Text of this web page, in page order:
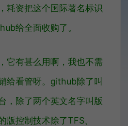
耗资把这个国际著名标识
给全面收购了。
它有甚么用啊，我也不需
给看管呀。github除了叫
，除了两个英文名字叫版
版控制技术除了TFS、